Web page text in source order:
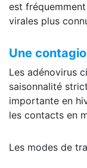
est
virales plus
Une
Les adénovirus
saisonnalité
importante en
les contacts en
Les modes de